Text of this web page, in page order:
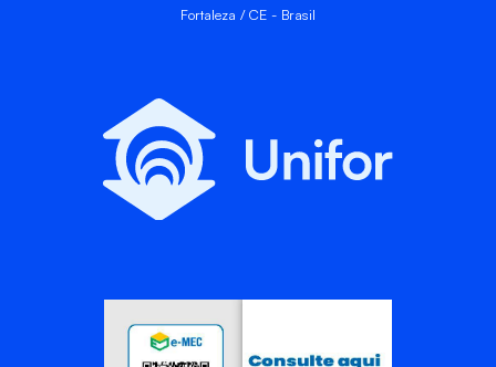
Fortaleza / CE - Brasil